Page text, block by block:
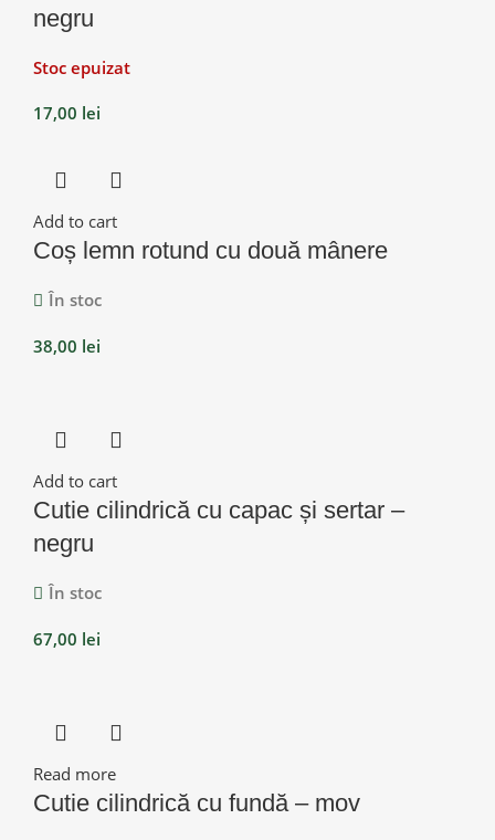
negru
Stoc epuizat
17,00 lei
Add to cart
Coș lemn rotund cu două mânere
În stoc
38,00 lei
Add to cart
Cutie cilindrică cu capac și sertar –
negru
În stoc
67,00 lei
Read more
Cutie cilindrică cu fundă – mov